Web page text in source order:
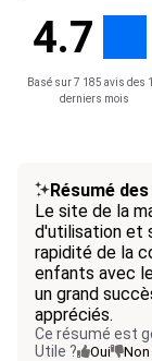
4.7
Basé sur 7 185 avis des
derniers mois
Résumé
Le site de la
d'utilisation et
rapidité de la
enfants avec
un grand
appréciés.
Ce résumé est
Utile ?
Oui Non